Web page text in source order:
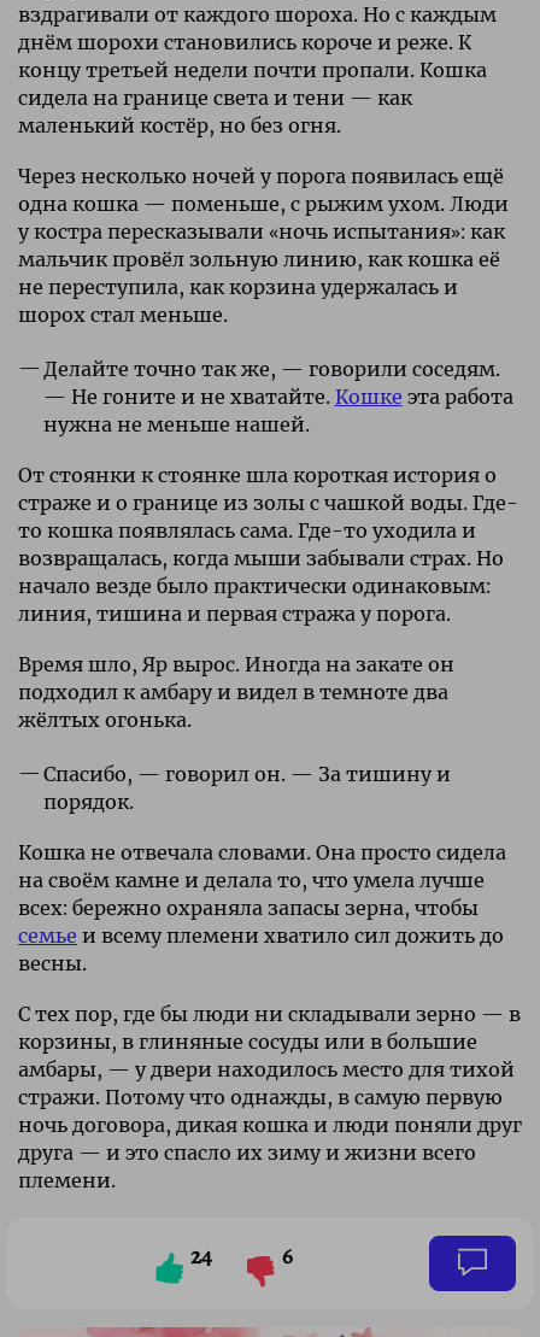
вздрагивали от каждого шороха. Но с каждым
днём шорохи становились короче и реже. К
концу третьей недели почти пропали. Кошка
сидела на границе света и тени — как
маленький костёр, но без огня.
Через несколько ночей у порога появилась ещё
одна кошка — поменьше, с рыжим ухом. Люди
у костра пересказывали «ночь испытания»: как
мальчик провёл зольную линию, как кошка её
не переступила, как корзина удержалась и
шорох стал меньше.
Делайте точно так же, — говорили соседям.
— Не гоните и не хватайте. Кошке эта работа
нужна не меньше нашей.
От стоянки к стоянке шла короткая история о
страже и о границе из золы с чашкой воды. Где-
то кошка появлялась сама. Где-то уходила и
возвращалась, когда мыши забывали страх. Но
начало везде было практически одинаковым:
линия, тишина и первая стража у порога.
Время шло, Яр вырос. Иногда на закате он
подходил к амбару и видел в темноте два
жёлтых огонька.
Спасибо, — говорил он. — За тишину и
порядок.
Кошка не отвечала словами. Она просто сидела
на своём камне и делала то, что умела лучше
всех: бережно охраняла запасы зерна, чтобы
семье и всему племени хватило сил дожить до
весны.
С тех пор, где бы люди ни складывали зерно — в
корзины, в глиняные сосуды или в большие
амбары, — у двери находилось место для тихой
стражи. Потому что однажды, в самую первую
ночь договора, дикая кошка и люди поняли друг
друга — и это спасло их зиму и жизни всего
племени.
24 6